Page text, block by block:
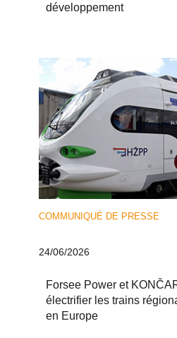
développement
COMMUNIQUÉ DE PRESSE
24/06/2026
Forsee Power et
électrifier les trains
en Europe